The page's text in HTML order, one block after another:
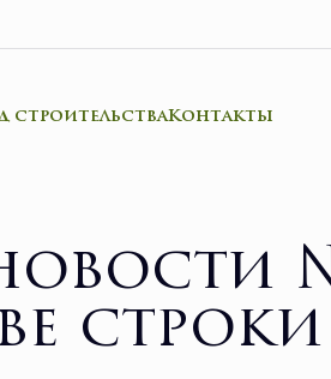
строительстваКонтакты
строки